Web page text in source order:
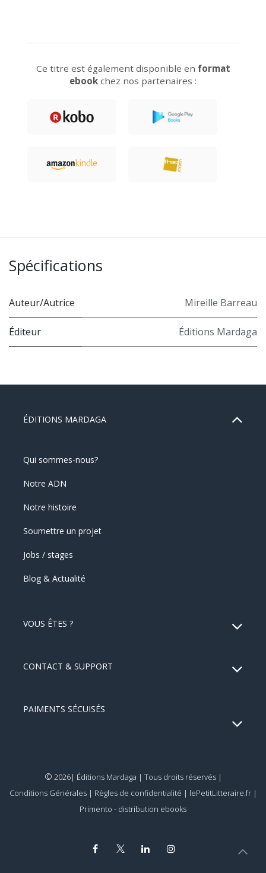
Ce titre est également disponible en format
ebook chez nos partenaires :
Spécifications
Auteur/Autrice Mireille Barreau
Éditeur Éditions Mardaga
ÉDITIONS MARDAGA
Qui sommes-nous?
Notre ADN
Notre histoire
Soumettre un projet
Jobs / stages
Blog & Actualité
VOUS ÊTES ?
CONTACT & SUPPORT
PAIMENTS SÉCUISÉS
© 2026| Éditions Mardaga | Tous droits réservés |
Conditions Générales| Règles de confidentialité | lePetitLitteraire.fr|
Primento - distribution ebooks